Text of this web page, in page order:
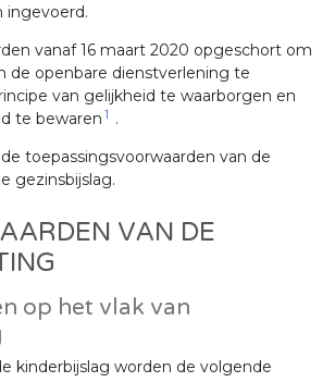
ingevoerd.
vanaf 16 maart 2020 opgeschort om
de openbare dienstverlening te
van gelijkheid te waarborgen en
te bewaren 1
.
toepassingsvoorwaarden van de
gezinsbijslag.
VAN DE
op het vlak van
kinderbijslag worden de volgende